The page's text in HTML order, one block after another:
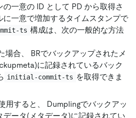
の一意の ID として PD から取得さ
に一意で増加するタイムスタンプで
ts 構成は、次の一般的な方法
場合、 BRでバックアップされたメ
に記録されているバック
initial-commit-ts を取得できま
用すると、 Dumplingでバックアッ
データ(メタデータ)に記録されてい